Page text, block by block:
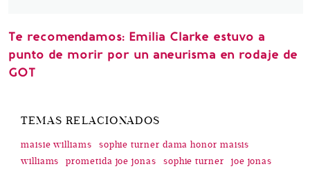
Te recomendamos: Emilia Clarke estuvo a
punto de morir por un aneurisma en rodaje de
GOT
TEMAS RELACIONADOS
maisie williams
sophie turner dama honor maisis
williams
prometida joe jonas sophie turner joe jonas